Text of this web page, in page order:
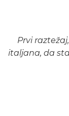
Prvi
italjana, da